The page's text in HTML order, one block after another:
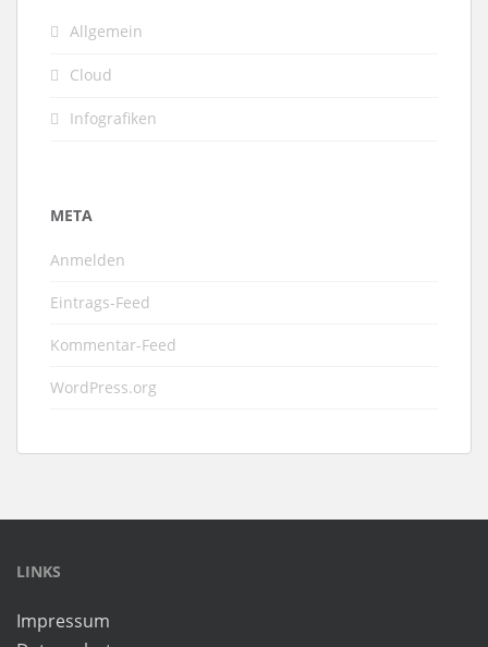
Allgemein
Cloud
Infografiken
META
Anmelden
Eintrags-Feed
Kommentar-Feed
WordPress.org
LINKS
Impressum